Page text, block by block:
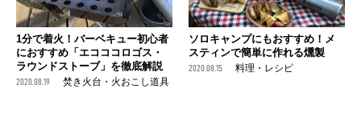
1分で着火！バーベキュー初心者
におすすめ「エコココロゴス・
ラウンドストーブ」を徹底解説
2020.08.19 焚き火台・火おこし道具
ソロキャンプにもおすすめ！メ
スティンで簡単に作れる燻製
2020.08.15 料理・レシピ